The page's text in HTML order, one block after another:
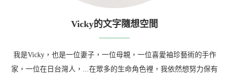
Vicky的文字隨想空間
我是Vicky，也是一位妻子，一位母親，一位喜愛袖珍藝術的手作
家，一位在日台灣人，...在眾多的生命角色裡，我依然想努力保有